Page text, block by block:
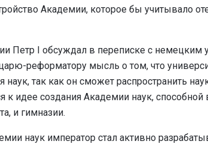
Академии, которое бы учитывало
Петр I обсуждал в переписке с немецким
реформатору мысль о том, что
так как он сможет распространить
к идее создания Академии наук, способной
и гимназии.
наук император стал активно